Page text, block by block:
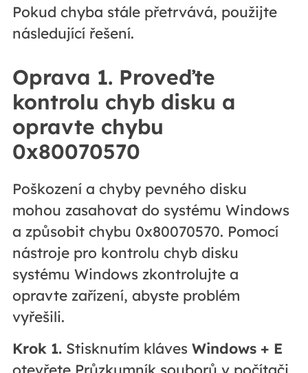
Pokud chyba stále přetrvává, použijte
následující řešení.
Oprava 1. Proveďte
kontrolu chyb disku a
opravte chybu
0x80070570
Poškození a chyby pevného disku
mohou zasahovat do systému Windows
a způsobit chybu 0x80070570. Pomocí
nástroje pro kontrolu chyb disku
systému Windows zkontrolujte a
opravte zařízení, abyste problém
vyřešili.
Krok 1.Stisknutím kláves Windows + E
otevřete Průzkumník souborů v počítači.